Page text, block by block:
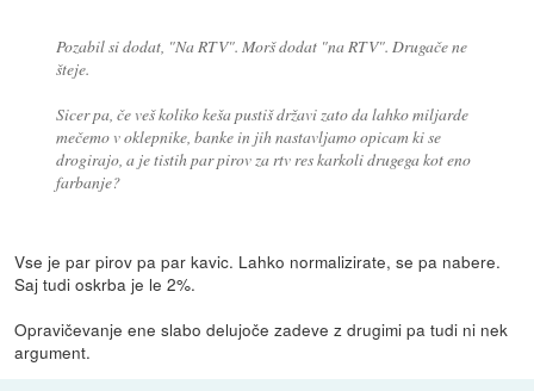
Pozabil si dodat, "Na RTV". Morš dodat "na RTV". Drugače ne
šteje.
Sicer pa, če veš koliko keša pustiš državi zato da lahko miljarde
mečemo v oklepnike, banke in jih nastavljamo opicam ki se
drogirajo, a je tistih par pirov za rtv res karkoli drugega kot eno
farbanje?
Vse je par pirov pa par kavic. Lahko normalizirate, se pa nabere.
Saj tudi oskrba je le 2%.
Opravičevanje ene slabo delujoče zadeve z drugimi pa tudi ni nek
argument.